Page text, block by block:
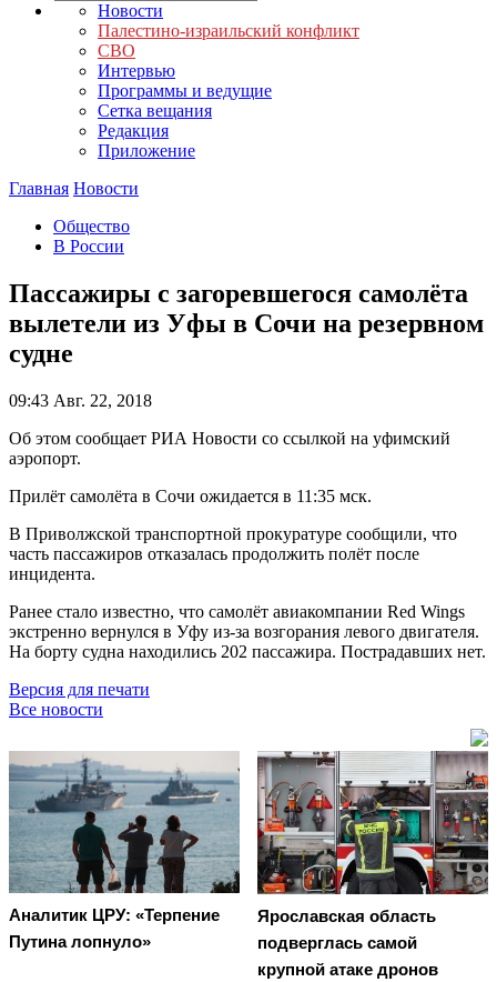
Новости
Палестино-израильский конфликт
СВО
Интервью
Программы и ведущие
Сетка вещания
Редакция
Приложение
Главная Новости
Общество
В России
Пассажиры с загоревшегося самолёта
вылетели из Уфы в Сочи на резервном
судне
09:43 Авг. 22, 2018
Об этом сообщает РИА Новости со ссылкой на уфимский
аэропорт.
Прилёт самолёта в Сочи ожидается в 11:35 мск.
В Приволжской транспортной прокуратуре сообщили, что
часть пассажиров отказалась продолжить полёт после
инцидента.
Ранее стало известно, что самолёт авиакомпании Red Wings
экстренно вернулся в Уфу из-за возгорания левого двигателя.
На борту судна находились 202 пассажира. Пострадавших нет.
Версия для печати
Все новости
Аналитик ЦРУ: «Терпение
Путина лопнуло»
Ярославская область
подверглась самой
крупной атаке дронов